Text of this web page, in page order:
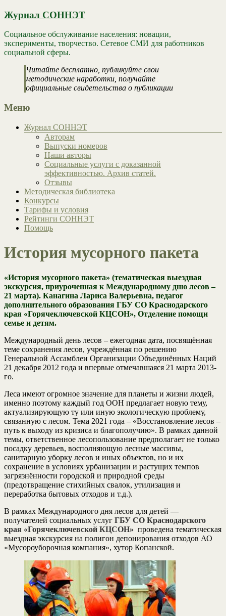
Журнал СОННЭТ
Социальное обслуживание населения: новации,
эксперименты, творчество. Сетевое СМИ для работников
социальной сферы.
Читайте бесплатно, публикуйте свои
методические наработки, получайте
официальные свидетельства о публикации
Меню
Журнал СОННЭТ
Авторам
Выпуски номеров
Наши авторы
Социальные услуги с доказанной
эффективностью. Архив статей.
Отзывы
Методическая библиотека
Конкурсы
Тарифы и условия
Рейтинги СОННЭТ
Помощь
История мусорного пакета
«История мусорного пакета» (тематическая выездная
экскурсия, приуроченная к Международному дню лесов –
21 марта). Канагина Лариса Валерьевна, педагог
дополнительного образования ГБУ СО Краснодарского
края «Горячеключевской КЦСОН», Отделение помощи
семье и детям.
Международный день лесов – ежегодная дата, посвящённая
теме сохранения лесов, учреждённая по решению
Генеральной Ассамблеи Организации Объединённых Наций
21 декабря 2012 года и впервые отмечавшаяся 21 марта 2013-
го.
Леса имеют огромное значение для планеты и жизни людей,
именно поэтому каждый год ООН предлагает новую тему,
актуализирующую ту или иную экологическую проблему,
связанную с лесом. Тема 2021 года – «Восстановление лесов –
путь к выходу из кризиса и благополучию». В рамках данной
темы, ответственное лесопользование предполагает не только
посадку деревьев, восполняющую лесные массивы,
санитарную уборку лесов и иных объектов, но и их
сохранение в условиях урбанизации и растущих темпов
загрязнённости городской и природной среды
(предотвращение стихийных свалок, утилизация и
переработка бытовых отходов и т.д.).
В рамках Международного дня лесов для детей —
получателей социальных услуг ГБУ СО Краснодарского
края «Горячеключевской КЦСОН» проведена тематическая
выездная экскурсия на полигон депонирования отходов АО
«Мусороуборочная компания», хутор Копанской.